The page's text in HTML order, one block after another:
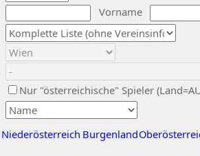
Vorname
Nur "österreichische" Spieler
Niederösterreich Burgenland